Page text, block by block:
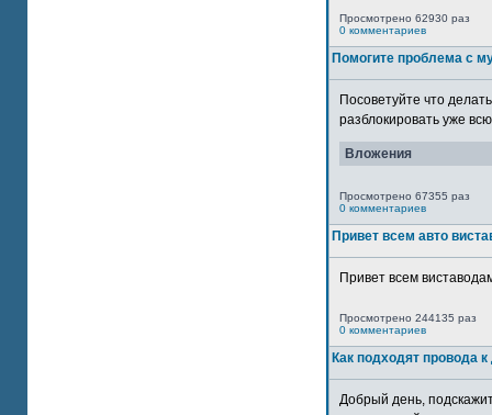
Просмотрено 62930 раз
0 комментариев
Помогите проблема с
Посоветуйте что
разблокировать уже
Вложения
Просмотрено 67355 раз
0 комментариев
Привет всем авто
Привет всем
Просмотрено 244135 раз
0 комментариев
Как подходят провода
Добрый день,